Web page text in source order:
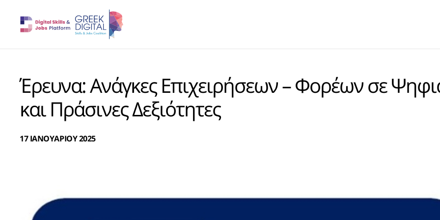
Έρευνα: Ανάγκες Επιχειρήσεων – Φορέων σε
και Πράσινες Δεξιότητες
17 ΙΑΝΟΥΑΡΙΟΥ 2025